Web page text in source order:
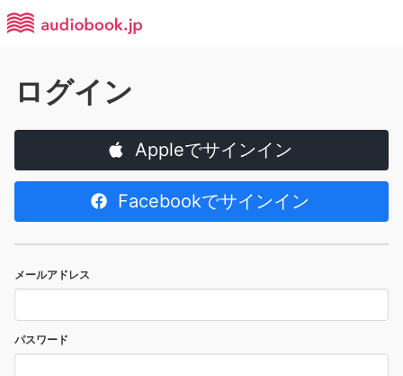
ログイン
Appleでサインイン
Facebookでサインイン
メールアドレス
パスワード